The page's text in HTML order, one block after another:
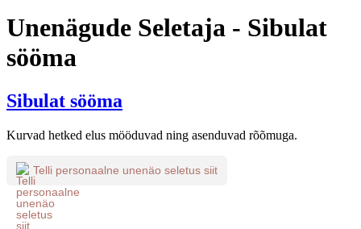
Unenägude Seletaja - Sibulat
sööma
Sibulat sööma
Kurvad hetked elus mööduvad ning asenduvad rõõmuga.
Telli personaalne unenäo seletus siit